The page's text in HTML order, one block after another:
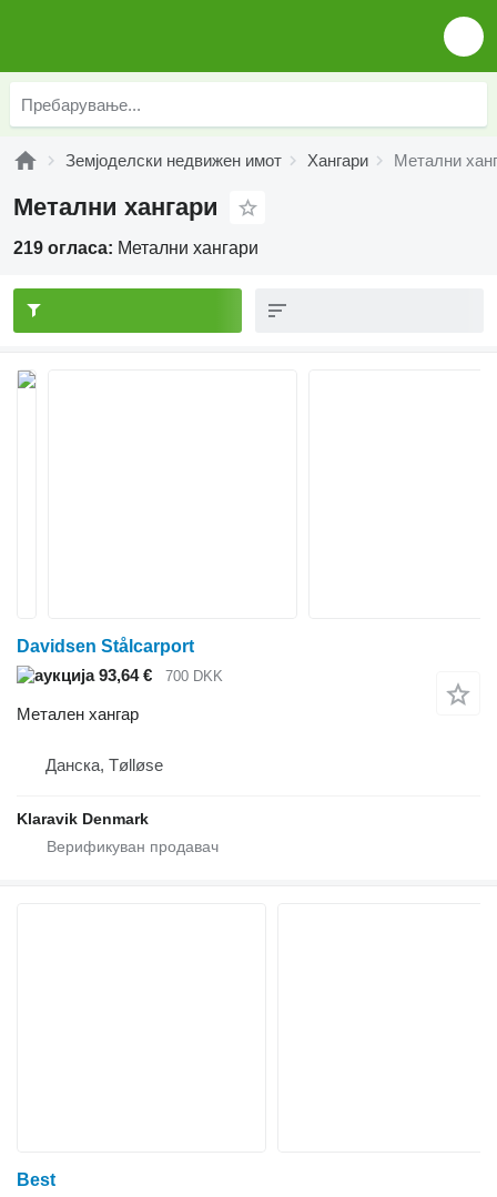
Земјоделски недвижен имот Хангари Метални
Метални хангари
219 огласа: Метални хангари
Davidsen Stålcarport
93,64 €
700 DKK
Метален хангар
Данска, Tølløse
Klaravik Denmark
Best